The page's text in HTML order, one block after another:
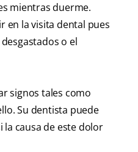
mientras duerme.
en la visita dental pues
o el
signos tales como
Su dentista puede
causa de este dolor